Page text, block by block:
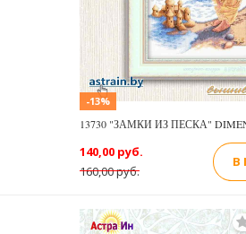
-13%
13730 "ЗАМКИ ИЗ ПЕСКА"
160,00 руб.
140,00 руб.
В